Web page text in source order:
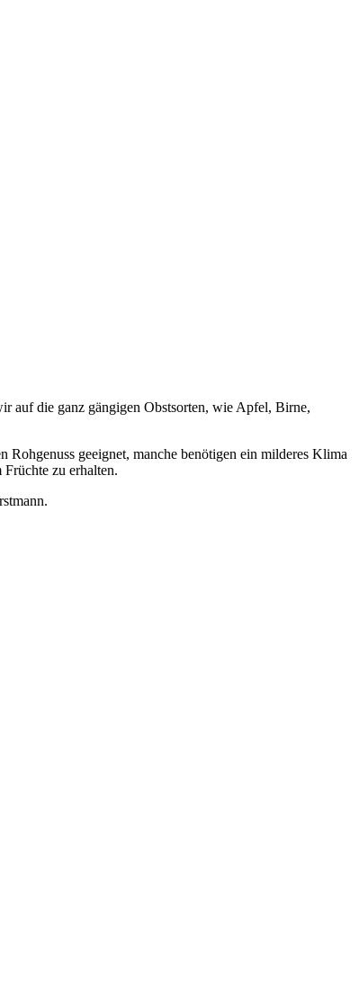
auf die ganz gängigen Obstsorten, wie Apfel, Birne,
geeignet, manche benötigen ein milderes Klima
zu erhalten.